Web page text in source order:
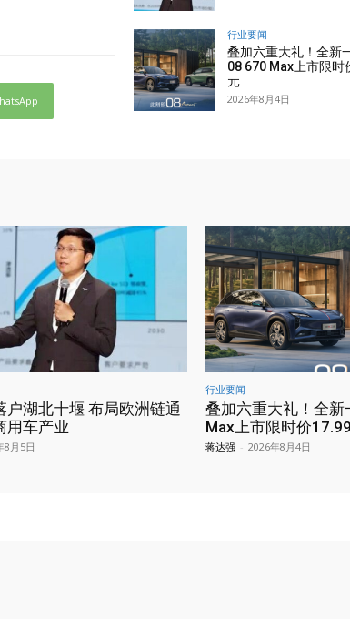
行业要闻
叠加六重大礼！全新
08 670 Max上市限时
元
2026年8月4日
户湖北十堰 布局欧洲链通
用车产业
8月5日
行业要闻
叠加六重大礼！全
Max上市限时价
蒋达强 - 2026年8月4日